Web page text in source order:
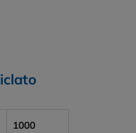
1000